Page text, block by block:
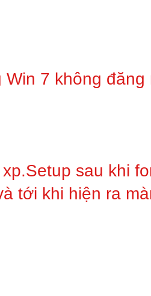
Win 7 không
sau khi
tới khi hiện ra